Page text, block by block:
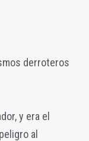
derroteros
y era el
al